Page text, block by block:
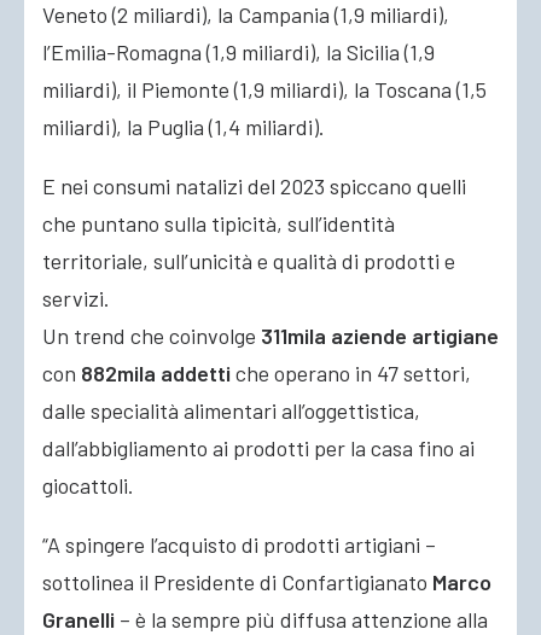
Veneto (2 miliardi), la Campania (1,9 miliardi),
l’Emilia-Romagna (1,9 miliardi), la Sicilia (1,9
miliardi), il Piemonte (1,9 miliardi), la Toscana (1,5
miliardi), la Puglia (1,4 miliardi).
E nei consumi natalizi del 2023 spiccano quelli
che puntano sulla tipicità, sull’identità
territoriale, sull’unicità e qualità di prodotti e
servizi.
Un trend che coinvolge 311mila aziende artigiane
con 882mila addetti che operano in 47 settori,
dalle specialità alimentari all’oggettistica,
dall’abbigliamento ai prodotti per la casa fino ai
giocattoli.
“A spingere l’acquisto di prodotti artigiani –
sottolinea il Presidente di Confartigianato Marco
Granelli – è la sempre più diffusa attenzione alla